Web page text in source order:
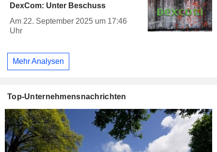
DexCom: Unter Beschuss
Am 22. September 2025 um 17:46
Uhr
Mehr Analysen
Top-Unternehmensnachrichten